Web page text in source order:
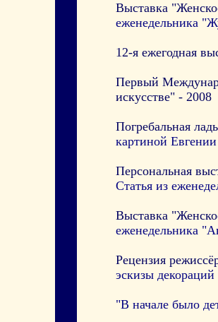
Выставка
еженедельника
12-я ежегодная
Первый
искусстве" - 2008
Погребальная
картиной
Персональная
Статья из
Выставка
еженедельника
Рецензия
эскизы
"В начале было